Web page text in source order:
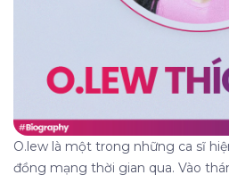
O.lew là một trong những ca sĩ
đồng mạng thời gian qua. Vào